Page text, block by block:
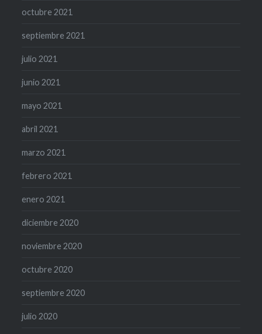
octubre 2021
septiembre 2021
julio 2021
junio 2021
mayo 2021
abril 2021
marzo 2021
febrero 2021
enero 2021
diciembre 2020
noviembre 2020
octubre 2020
septiembre 2020
julio 2020